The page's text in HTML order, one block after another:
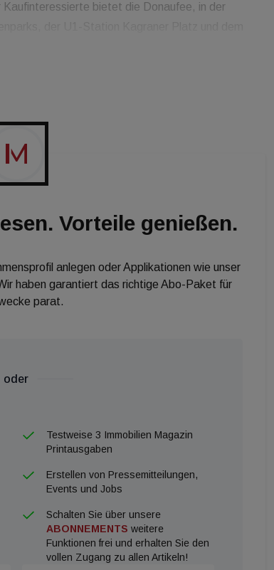
Kaufinteressierte bietet die Donaufee, in der
teamneunzehn wurde kürzlich zudem von der
Projekts beauftragt. Zwei Villen mit je 5
76 zum Verkauf.
Vorteile genießen.
anlegen oder Applikationen wie unser
haben garantiert das richtige Abo-Paket für
parat.
oder
Testweise 3 Immobilien Magazin
Printausgaben
Erstellen von Pressemitteilungen,
Events und Jobs
Schalten Sie über unsere
ABONNEMENTS weitere
Funktionen frei und erhalten Sie den
vollen Zugang zu allen Artikeln!